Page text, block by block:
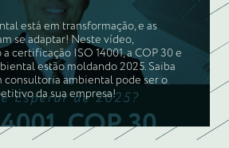
está em transformação, e as
se adaptar! Neste vídeo,
certificação ISO 14001, a COP 30 e
estão moldando 2025. Saiba
ambiental pode ser o
da sua empresa!